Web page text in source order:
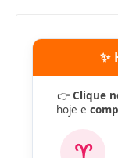
✨
👉Clique
hoje e
♈